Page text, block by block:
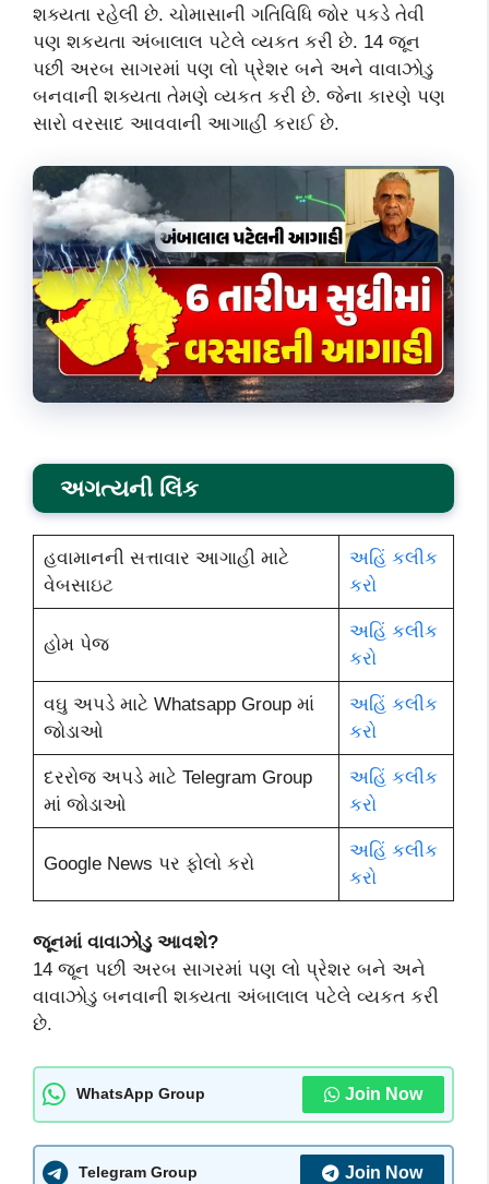
શક્યતા રહેલી છે. ચોમાસાની ગતિવિધિ જોર પકડે તેવી
પણ શકયતા અંબાલાલ પટેલે વ્યકત કરી છે. 14 જૂન
પછી અરબ સાગરમાં પણ લો પ્રેશર બને અને વાવાઝોડુ
બનવાની શક્યતા તેમણે વ્યકત કરી છે. જેના કારણે પણ
સારો વરસાદ આવવાની આગાહી કરાઈ છે.
અગત્યની લિંક
હવામાનની સત્તાવાર આગાહી માટે
વેબસાઇટ
અહિં કલીક
કરો
હોમ પેજ
અહિં કલીક
કરો
વઘુ અપડે માટે Whatsapp Group માં
જોડાઓ
અહિં કલીક
કરો
દરરોજ અપડે માટે Telegram Group
માં જોડાઓ
અહિં કલીક
કરો
Google News પર ફોલો કરો
અહિં કલીક
કરો
જૂનમાં વાવાઝોડુ આવશે?
14 જૂન પછી અરબ સાગરમાં પણ લો પ્રેશર બને અને
વાવાઝોડુ બનવાની શક્યતા અંબાલાલ પટેલે વ્યકત કરી
છે.
WhatsApp Group Join Now
Telegram Group Join Now